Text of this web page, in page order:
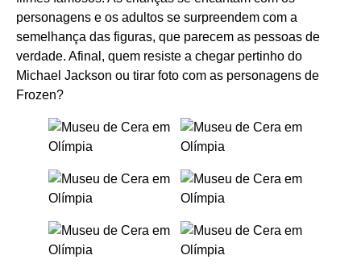
personagens e os adultos se surpreendem com a
semelhança das figuras, que parecem as pessoas de
verdade. Afinal, quem resiste a chegar pertinho do
Michael Jackson ou tirar foto com as personagens de
Frozen?